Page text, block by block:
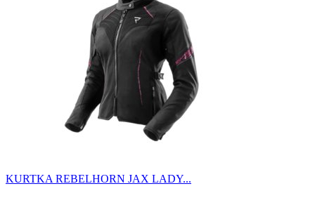
KURTKA REBELHORN JAX LADY...